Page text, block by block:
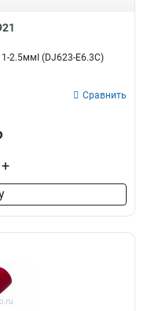
2.5ммІ (DJ623-Е6.3С)
Сравнить
+